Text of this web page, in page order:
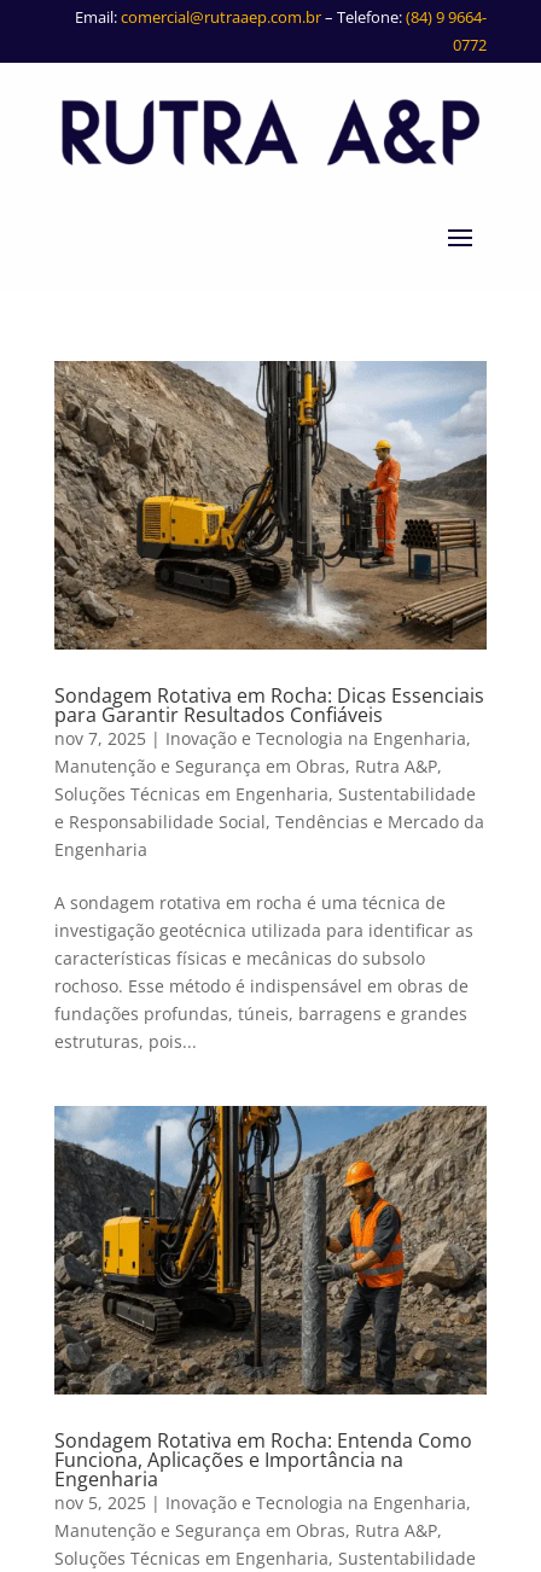
Email:comercial@rutraaep.com.br– Telefone:(84) 9 9664-
0772
Sondagem Rotativa em Rocha: Dicas Essenciais
para Garantir Resultados Confiáveis
nov 7, 2025| Inovação e Tecnologia na Engenharia,
Manutenção e Segurança em Obras, Rutra A&P,
Soluções Técnicas em Engenharia, Sustentabilidade
e Responsabilidade Social, Tendências e Mercado da
Engenharia
A sondagem rotativa em rocha é uma técnica de
investigação geotécnica utilizada para identificar as
características físicas e mecânicas do subsolo
rochoso. Esse método é indispensável em obras de
fundações profundas, túneis, barragens e grandes
estruturas, pois...
Sondagem Rotativa em Rocha: Entenda Como
Funciona, Aplicações e Importância na
Engenharia
nov 5, 2025| Inovação e Tecnologia na Engenharia,
Manutenção e Segurança em Obras, Rutra A&P,
Soluções Técnicas em Engenharia, Sustentabilidade